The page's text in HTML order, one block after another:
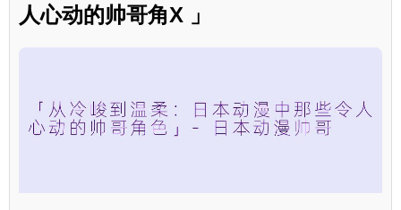
人心动的帅哥角X 」